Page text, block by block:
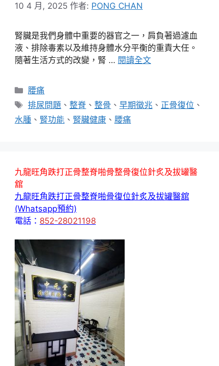
10 4 月, 2025 作者: PONG CHAN
腎臟是我們身體中重要的器官之一，肩負著過濾血
液、排除毒素以及維持身體水分平衡的重責大任。
隨著生活方式的改變，腎 … 閱讀全文
分
類
腰痛
標
籤
排尿問題 、整脊 、整骨 、早期徵兆 、 正骨復位 、
水腫 、 腎功能 、 腎臟健康 、 腰痛
九龍旺角跌打正骨整脊啪骨整骨復位針炙及拔罐醫
舘
九龍旺角跌打正骨整脊啪骨復位針炙及拔罐醫舘
(Whatsapp預約)
電話： 852-28021198